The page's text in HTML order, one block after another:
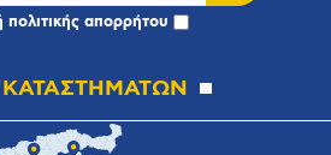
πολιτικής απορρήτου
ΚΑΤΑΣΤΗΜΑΤΩΝ